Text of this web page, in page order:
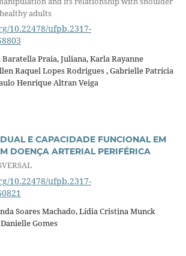
adults
10.22478/ufpb.2317-
Praia, Juliana, Karla Rayanne
Raquel Lopes Rodrigues , Gabrielle Patrícia
Henrique Altran Veiga
E CAPACIDADE FUNCIONAL EM
DOENÇA ARTERIAL PERIFÉRICA
10.22478/ufpb.2317-
Soares Machado, Lídia Cristina Munck
Gomes